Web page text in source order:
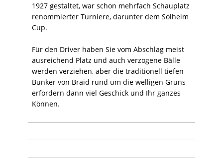
1927 gestaltet, war schon mehrfach Schauplatz
renommierter Turniere, darunter dem Solheim
Cup.
Für den Driver haben Sie vom Abschlag meist
ausreichend Platz und auch verzogene Bälle
werden verziehen, aber die traditionell tiefen
Bunker von Braid rund um die welligen Grüns
erfordern dann viel Geschick und Ihr ganzes
Können.